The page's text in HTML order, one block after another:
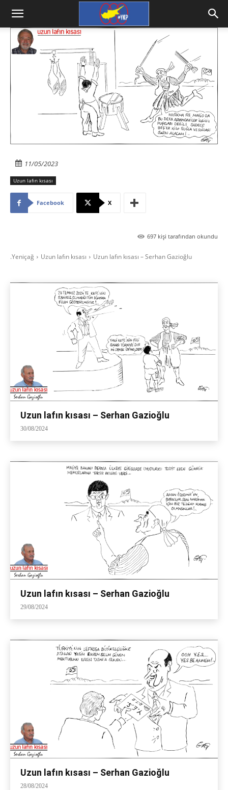
11/05/2023
Uzun lafın kısası
Facebook X
697 kişi tarafından okundu
.Yeniçağ Uzun lafın kısası Uzun lafın kısası – Serhan Gazioğlu
Uzun lafın kısası – Serhan Gazioğlu
30/08/2024
Uzun lafın kısası – Serhan Gazioğlu
29/08/2024
Uzun lafın kısası – Serhan Gazioğlu
28/08/2024